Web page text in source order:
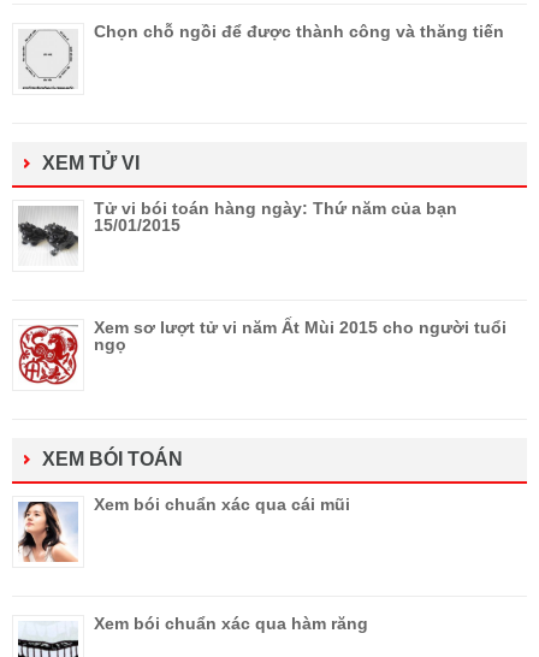
Chọn chỗ ngồi để được thành công và thăng tiến
XEM TỬ VI
Tử vi bói toán hàng ngày: Thứ năm của bạn
15/01/2015
Xem sơ lượt tử vi năm Ất Mùi 2015 cho người tuổi
ngọ
XEM BÓI TOÁN
Xem bói chuẩn xác qua cái mũi
Xem bói chuẩn xác qua hàm răng